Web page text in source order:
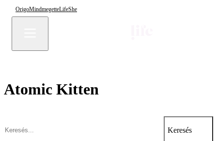
OrigoMindmegetteLifeShe
Atomic Kitten
Keresés